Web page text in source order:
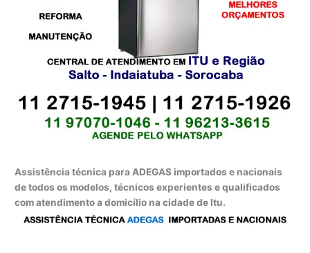
Assistência técnica para ADEGAS importados e nacionais
de todos os modelos, técnicos experientes e qualificados
com atendimento a domicílio na cidade de Itu.